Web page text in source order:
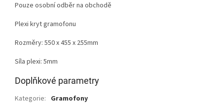
Pouze osobní odběr na obchodě
Plexi kryt gramofonu
Rozměry: 550 x 455 x 255mm
Síla plexi: 5mm
Doplňkové parametry
Kategorie: Gramofony